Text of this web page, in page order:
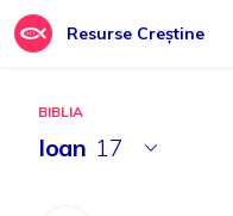
Resurse Creștine
BIBLIA
Ioan 17